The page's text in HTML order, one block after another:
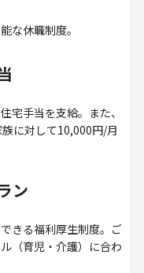
な休職制度。
宅手当を支給。また、
に対して10,000円/月
ン
きる福利厚生制度。ご
（育児・介護）に合わ